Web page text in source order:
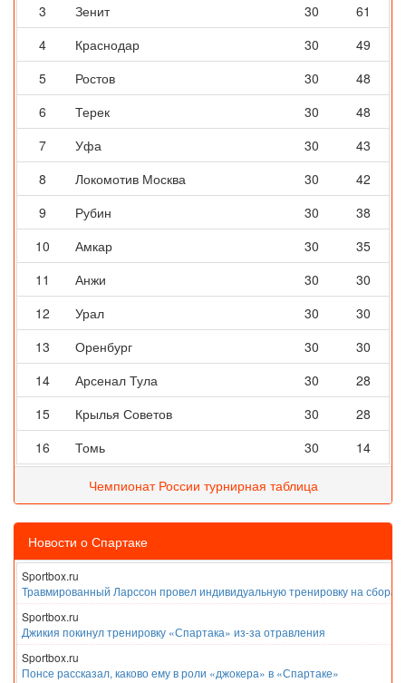
3
Зенит 30
61
4
Краснодар 30
49
5
Ростов 30
48
6
Терек 30
48
7
Уфа 30
43
8
Локомотив Москва 30
42
9
Рубин 30
38
10
Амкар 30
35
11
Анжи 30
30
12
Урал 30
30
13
Оренбург 30
30
14
Арсенал Тула 30
28
15
Крылья Советов 30
28
16
Томь 30 14
Чемпионат России турнирная таблица
Новости о Спартаке
Sportbox.ru
Травмированный Ларссон провел индивидуальную тренировку на
Sportbox.ru
Джикия покинул тренировку «Спартака» из-за отравления
Sportbox.ru
Понсе рассказал, каково ему в роли «джокера» в «Спартаке»